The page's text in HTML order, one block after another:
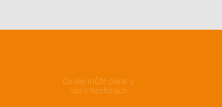
Co vás může čekat u
nás v Nechorách